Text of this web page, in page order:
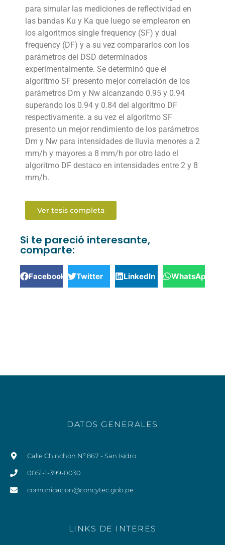
para simular las mediciones de reflectividad en
las bandas Ku y Ka que luego se emplearon en
los algoritmos single frequency (SF) y dual
frequency (DF) y a su vez compararlos con los
parámetros del DSD determinados
experimentalmente. Se determinó que el
algoritmo SF presento mejor correlación de los
parámetros Dm y Nw alcanzando 0.95 y 0.94
superando los 0.94 y 0.84 del algoritmo DF
respectivamente. a su vez el algoritmo SF
presento un mejor rendimiento de los parámetros
Dm y Nw para intensidades de lluvia menores a 2
mm/h y mayores a 8 mm/h por otro lado el
algoritmo DF destaco en intensidades entre 2 y 8
mm/h.
Ver tesis completa
Si te pareció interesante,
comparte:
Facebook Twitter LinkedIn WhatsApp
DATOS GENERALES
Calle Chinchón Nº 867 - San Isidro
0051-1-399-0030
comunicacion@concytec.gob.pe
LINKS DE INTERES